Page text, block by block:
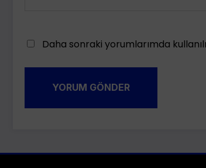
Daha sonraki yorumlarımda